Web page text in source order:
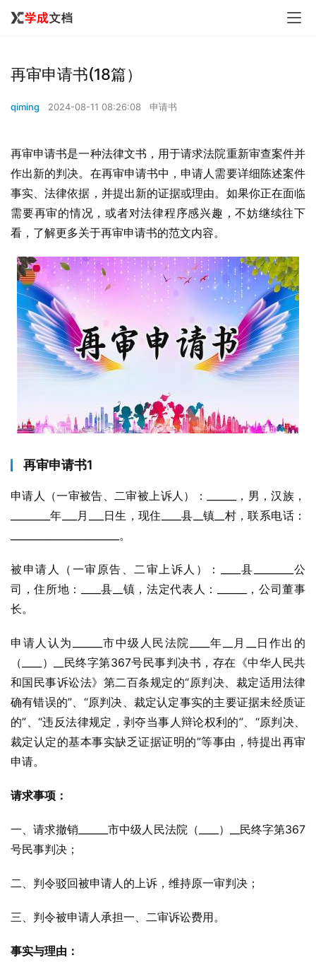
再审申请书(18篇）
qiming 2024-08-11 08:26:08 申请书
再审申请书是一种法律文书，用于请求法院重新审查案件并
作出新的判决。在再审申请书中，申请人需要详细陈述案件
事实、法律依据，并提出新的证据或理由。如果你正在面临
需要再审的情况，或者对法律程序感兴趣，不妨继续往下
看，了解更多关于再审申请书的范文内容。
再审申请书1
申请人（一审被告、二审被上诉人）：______，男，汉族，
________年___月___日生，现住____县__镇__村，联系电话：
______________________。
被申请人（一审原告、二审上诉人）：____县________公
司，住所地：____县__镇，法定代表人：______，公司董事
长。
申请人认为______市中级人民法院____年__月__日作出的
（____）__民终字第367号民事判决书，存在《中华人民共
和国民事诉讼法》第二百条规定的“原判决、裁定适用法律
确有错误的”、“原判决、裁定认定事实的主要证据未经质证
的”、“违反法律规定，剥夺当事人辩论权利的”、“原判决、
裁定认定的基本事实缺乏证据证明的”等事由，特提出再审
申请。
请求事项：
一、请求撤销______市中级人民法院（____）__民终字第367
号民事判决；
二、判令驳回被申请人的上诉，维持原一审判决；
三、判令被申请人承担一、二审诉讼费用。
事实与理由：